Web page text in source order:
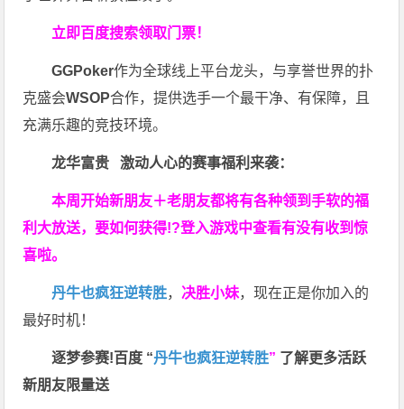
立即百度搜索领取门票！
GGPoker作为全球线上平台龙头，与享誉世界的扑
克盛会WSOP合作，提供选手一个最干净、有保障，且
充满乐趣的竞技环境。
龙华富贵 激动人心的赛事福利来袭：
本周开始新朋友＋老朋友都将有各种领到手软的福
利大放送，要如何获得!?登入游戏中查看有没有收到惊
喜啦。
丹牛也疯狂逆转胜， 决胜小妹，现在正是你加入的
最好时机！
逐梦参赛!百度 “丹牛也疯狂逆转胜” 了解更多活跃
新朋友限量送